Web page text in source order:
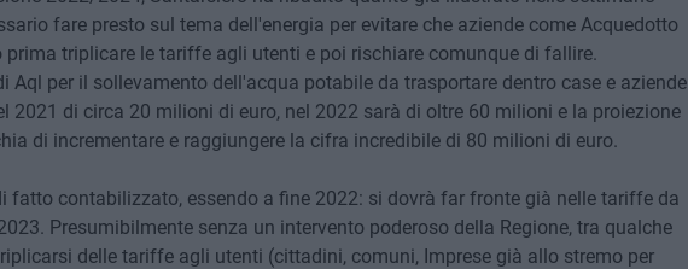
fare presto sul tema dell'energia per evitare che aziende come Acquedotto
prima triplicare le tariffe agli utenti e poi rischiare comunque di fallire.
Aql per il sollevamento dell'acqua potabile da trasportare dentro case e aziende
2021 di circa 20 milioni di euro, nel 2022 sarà di oltre 60 milioni e la proiezione
di incrementare e raggiungere la cifra incredibile di 80 milioni di euro.
fatto contabilizzato, essendo a fine 2022: si dovrà far fronte già nelle tariffe da
Presumibilmente senza un intervento poderoso della Regione, tra qualche
delle tariffe agli utenti (cittadini, comuni, Imprese già allo stremo per